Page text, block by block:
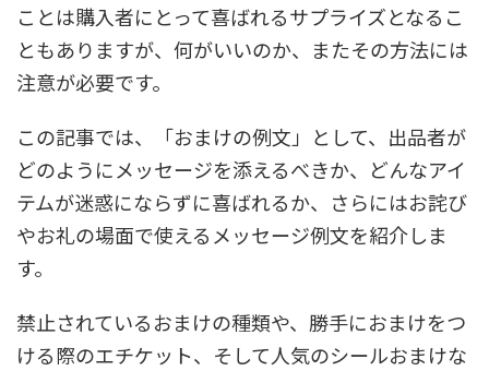
ことは購入者にとって喜ばれるサプライズとなるこ
ともありますが、何がいいのか、またその方法には
注意が必要です。
この記事では、「おまけの例文」として、出品者が
どのようにメッセージを添えるべきか、どんなアイ
テムが迷惑にならずに喜ばれるか、さらにはお詫び
やお礼の場面で使えるメッセージ例文を紹介しま
す。
禁止されているおまけの種類や、勝手におまけをつ
ける際のエチケット、そして人気のシールおまけな